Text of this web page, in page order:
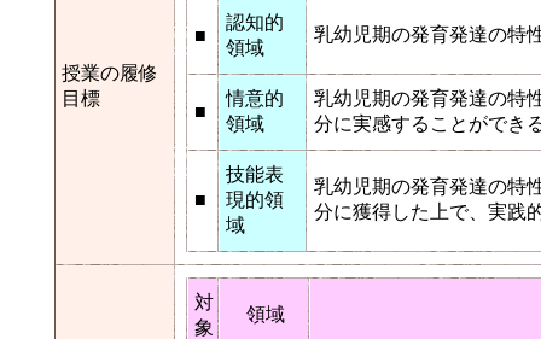
授業の履修
目標
■
認知的
領域
乳幼児期の発育発達の特
■
情意的
領域
乳幼児期の発育発達の特
分に実感することができ
■
技能表
現的領
域
乳幼児期の発育発達の特
分に獲得した上で、実践
対
象
領域